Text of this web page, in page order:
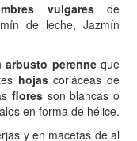
vulgaresde
de leche, Jazmín
arbusto perenneque
hojascoriáceas de
floresson blancas o
en forma de hélice.
y en macetas de al